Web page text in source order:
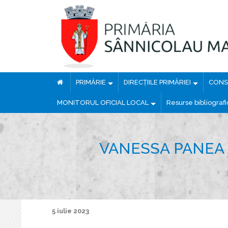
PRIMĂRIE DIRECȚIILE PRIMĂRIEI
MONITORUL OFICIAL LOCAL Resurse
VANESSA
5 iulie 2023